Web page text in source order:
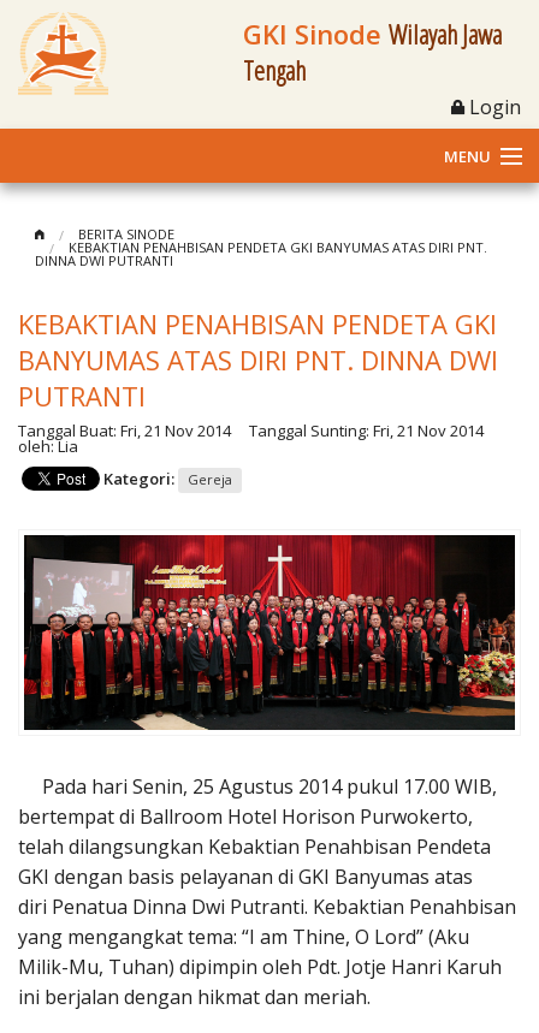
GKI Sinode Wilayah Jawa
Tengah
Login
MENU
Profil
Klasis dan Jemaat
Berita Kegiatan
Fasilitas
Penerbitan
BERITA SINODE
KEBAKTIAN PENAHBISAN PENDETA GKI BANYUMAS ATAS DIRI PNT.
DINNA DWI PUTRANTI
KEBAKTIAN PENAHBISAN PENDETA GKI
BANYUMAS ATAS DIRI PNT. DINNA DWI
PUTRANTI
Tanggal Buat: Fri, 21 Nov 2014Tanggal Sunting: Fri, 21 Nov 2014
oleh:Lia
Kategori:
Gereja
Pada hari Senin, 25 Agustus 2014 pukul 17.00 WIB,
bertempat di Ballroom Hotel Horison Purwokerto,
telah dilangsungkan Kebaktian Penahbisan Pendeta
GKI dengan basis pelayanan di GKI Banyumas atas
diri Penatua Dinna Dwi Putranti. Kebaktian Penahbisan
yang mengangkat tema: “I am Thine, O Lord” (Aku
Milik-Mu, Tuhan) dipimpin oleh Pdt. Jotje Hanri Karuh
ini berjalan dengan hikmat dan meriah.